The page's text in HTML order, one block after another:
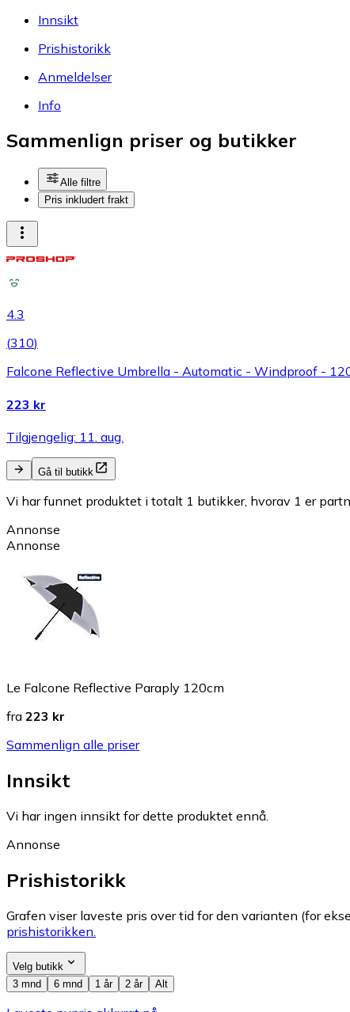
Innsikt
Prishistorikk
Anmeldelser
Info
Sammenlign priser og butikker
Alle filtre
Pris inkludert frakt
4.3
(310)
Falcone Reflective Umbrella - Automatic - Windproof -
223 kr
Tilgjengelig: 11. aug.
Gå til butikk
Vi har funnet produktet i totalt 1 butikker, hvorav 1 er
Annonse
Annonse
Le Falcone Reflective Paraply 120cm
fra 223 kr
Sammenlign alle priser
Innsikt
Vi har ingen innsikt for dette produktet ennå.
Annonse
Prishistorikk
Grafen viser laveste pris over tid for den varianten (for
prishistorikken.
Velg butikk
3 mnd
6 mnd 1 år 2 år Alt